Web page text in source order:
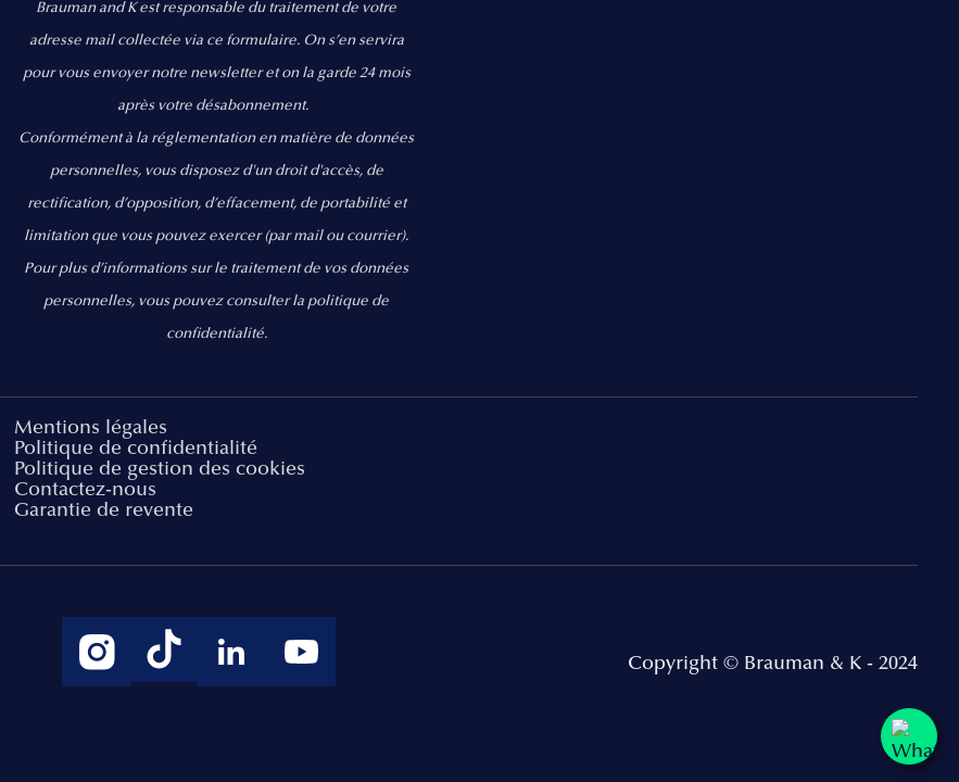
Brauman and K est responsable du traitement de votre
adresse mail collectée via ce formulaire. On s’en servira
pour vous envoyer notre newsletter et on la garde 24 mois
après votre désabonnement.
Conformément à la réglementation en matière de données
personnelles, vous disposez d'un droit d'accès, de
rectification, d’opposition, d’effacement, de portabilité et
limitation que vous pouvez exercer(par mail ou courrier).
Pour plus d’informations sur le traitement de vos données
personnelles, vous pouvez consulter la politique de
confidentialité.
Mentions légales
Politique de confidentialité
Politique de gestion des cookies
Contactez-nous
Garantie de revente
Copyright © Brauman & K - 2024